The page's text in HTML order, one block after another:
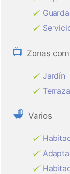
Zonas
Jardín
Terraza
Varios